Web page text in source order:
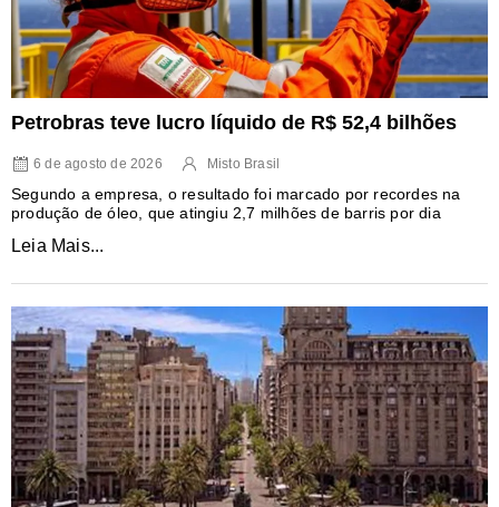
Petrobras teve lucro líquido de R$ 52,4 bilhões
6 de agosto de 2026 Misto Brasil
Segundo a empresa, o resultado foi marcado por recordes na
produção de óleo, que atingiu 2,7 milhões de barris por dia
Leia Mais...